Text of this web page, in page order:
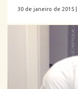
30 de janeiro de 2015 |